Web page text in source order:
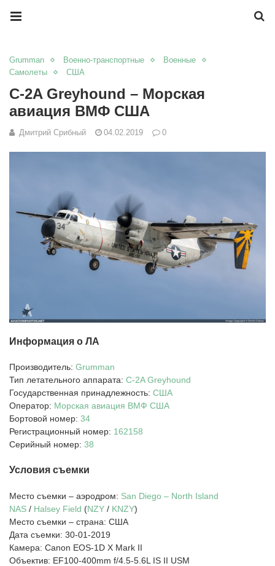
Grumman Военно-транспортные
Военные
Самолеты
США
C-2A Greyhound – Морская
авиация ВМФ США
Дмитрий Срибный 04.02.2019 0
Информация о ЛА
Производитель: Grumman
Тип летательного аппарата: C-2A Greyhound
Государственная принадлежность: США
Оператор: Морская авиация ВМФ США
Бортовой номер: 34
Регистрационный номер: 162158
Серийный номер: 38
Условия съемки
Место съемки – аэродром: San Diego – North Island
NAS / Halsey Field (NZY / KNZY)
Место съемки – страна: США
Дата съемки: 30-01-2019
Камера: Canon EOS-1D X Mark II
Объектив: EF100-400mm f/4.5-5.6L IS II USM